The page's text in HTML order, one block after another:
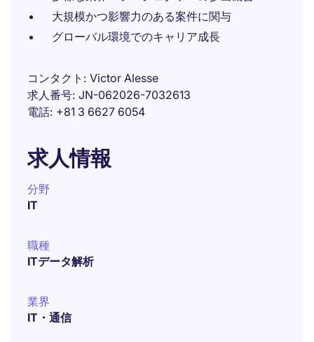
大規模かつ影響力のある案件に関与
グローバル環境でのキャリア成長
コンタクト
Victor Alesse
求人番号 JN-062026-7032613
電話 +81 3 6627 6054
求人情報
分野
IT
職種
ITデータ解析
業界
IT・通信